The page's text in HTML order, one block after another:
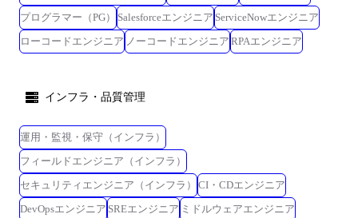
プログラマー（PG）
Salesforceエンジニア ServiceNowエンジニア
ローコードエンジニア ノーコードエンジニア RPAエンジニア
インフラ・品質管理
運用・監視・保守（インフラ）
フィールドエンジニア（インフラ）
セキュリティエンジニア（インフラ）
CI・CDエンジニア
DevOpsエンジニア SREエンジニア ミドルウェアエンジニア